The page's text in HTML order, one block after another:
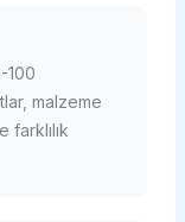
100
malzeme